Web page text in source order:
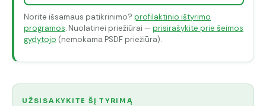
Norite išsamaus patikrinimo? profilaktinio ištyrimo
programos. Nuolatinei priežiūrai —prisirašykite prie šeimos
gydytojo (nemokama PSDF priežiūra).
UŽSISAKYKITE ŠĮ TYRIMĄ